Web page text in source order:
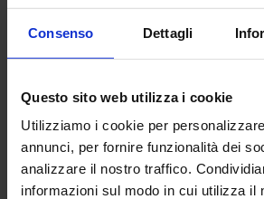
Consenso Dettagli
Questo sito web utilizza i cookie
Utilizziamo i cookie per
annunci, per fornire funzionalità dei
analizzare il nostro traffico.
informazioni sul modo in cui utilizza il
Programma
01/01/